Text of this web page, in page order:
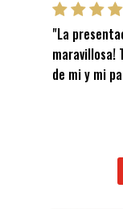
"La
maravillosa!
de mi y mi